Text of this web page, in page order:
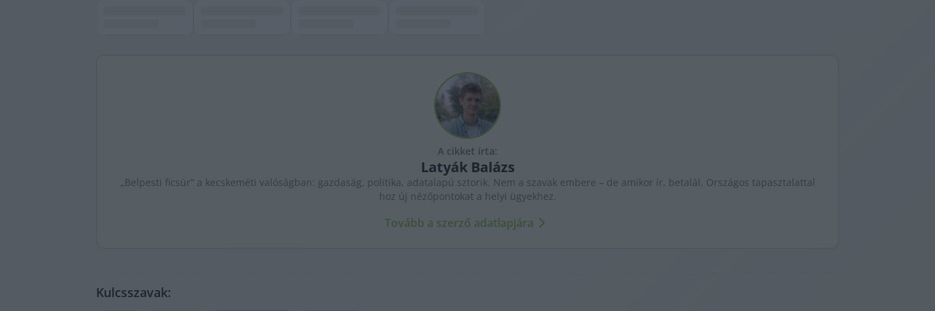
A cikket írta:
Latyák Balázs
„Belpesti ficsúr” a kecskeméti valóságban: gazdaság, politika, adatalapú sztorik. Nem a szavak embere – de amikor ír, betalál. Országos tapasztalattal
hoz új nézőpontokat a helyi ügyekhez.
Tovább a szerző adatlapjára
Kulcsszavak: